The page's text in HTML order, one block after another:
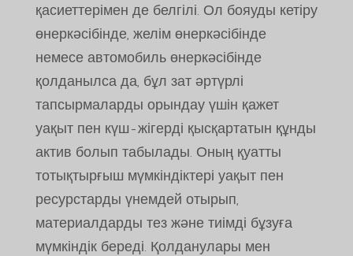
қасиеттерімен де белгілі. Ол бояуды кетіру
өнеркәсібінде, желім өнеркәсібінде
немесе автомобиль өнеркәсібінде
қолданылса да, бұл зат әртүрлі
тапсырмаларды орындау үшін қажет
уақыт пен күш-жігерді қысқартатын құнды
актив болып табылады. Оның қуатты
тотықтырғыш мүмкіндіктері уақыт пен
ресурстарды үнемдей отырып,
материалдарды тез және тиімді бұзуға
мүмкіндік береді. Қолданулары мен